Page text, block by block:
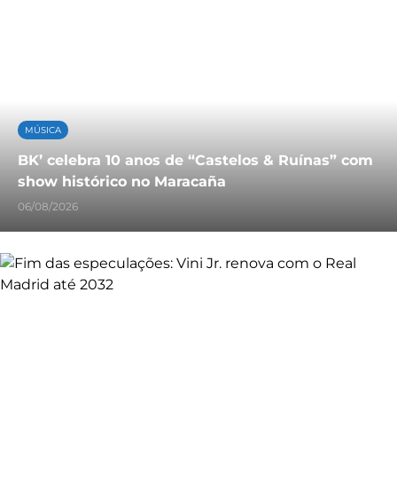
MÚSICA
BK’ celebra 10 anos de “Castelos & Ruínas” com
show histórico no Maracaña
06/08/2026